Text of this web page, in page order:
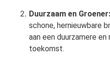
Duurzaam en Groener:
schone, hernieuwbare
aan een duurzamere
toekomst.